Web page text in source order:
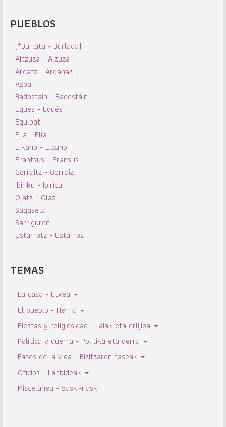
PUEBLOS
(*Burlata - Burlada)
Altzuza - Alzuza
Ardatz - Ardanaz
Azpa
Badostain - Badostáin
Egues - Egüés
Egulbati
Elia - Elía
Elkano - Elcano
Erantsus - Eransus
Gorraitz - Gorraiz
Ibiriku - Ibiricu
Olatz - Olaz
Sagaseta
Sarriguren
Ustarrotz - Ustárroz
TEMAS
La casa - Etxea
El pueblo - Herria
Fiestas y religiosidad - Jaiak eta erlijioa
Política y guerra - Politika eta gerra
Fases de la vida - Bizitzaren faseak
Oficios - Lanbideak
Miscelánea - Saski-naski